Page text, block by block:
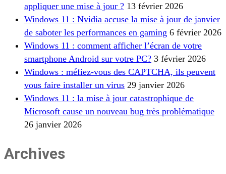
appliquer une mise à jour ? 13 février 2026
Windows 11 : Nvidia accuse la mise à jour de janvier
de saboter les performances en gaming 6 février 2026
Windows 11 : comment afficher l’écran de votre
smartphone Android sur votre PC? 3 février 2026
Windows : méfiez-vous des CAPTCHA, ils peuvent
vous faire installer un virus 29 janvier 2026
Windows 11 : la mise à jour catastrophique de
Microsoft cause un nouveau bug très problématique
26 janvier 2026
Archives